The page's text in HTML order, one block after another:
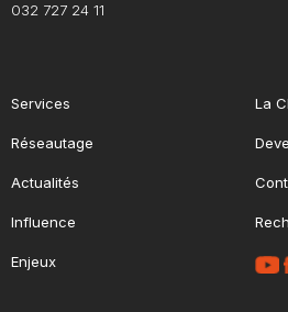
032 727 24 11
Services
Réseautage
Actualités
Influence
Enjeux
La